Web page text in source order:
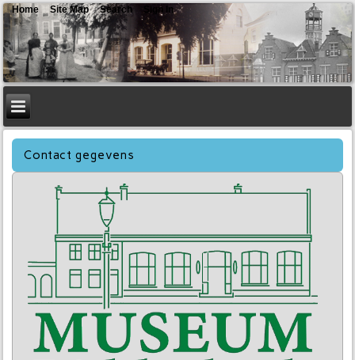
Contact gegevens
Home Site Map Search Sign In